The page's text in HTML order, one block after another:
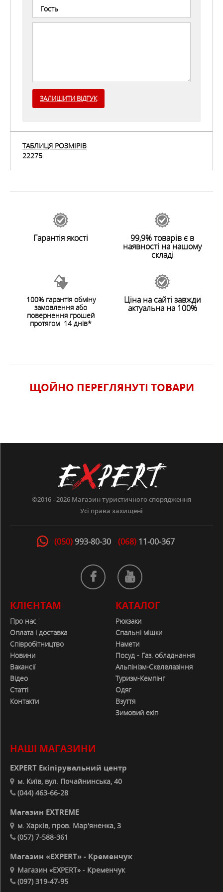
ХАРАКТЕРИСТИКИ
ЗАЛИШИТИ ВІДГУК
ТАБЛИЦЯ РОЗМІРІВ
22275
Гарантія якості 99,9% товарів є в
наявності на нашому
складі
100% гарантія обміну
замовлення або
повернення грошей
протягом 14 днів*
Ціна на сайті завжди
актуальна на 100%
ЩОЙНО ПЕРЕГЛЯНУТI ТОВАРИ
©2016 - 2026 Магазин туристичного спорядження
Усі права захищені
(050) 993-80-30 (068) 11-00-367
КЛІЄНТАМ
Про нас
Оплата і доставка
Співробітництво
Новини
Вакансії
Відео
Статті
Контакти
КАТАЛОГ
Рюкзаки
Спальні мішки
Намети
Посуд - Газ. обладнання
Альпінізм-Скелелазіння
Туризм-Кемпінг
Одяг
Взуття
Зимовий екіп
НАШІ МАГАЗИНИ
EXPERT Екіпірувальний центр
м. Київ, вул. Почайнинська, 40
(044) 463-66-28
Магазин EXTREME
м. Харків, пров. Мар'яненка, 3
(057) 7-588-361
Магазин «EXPERT» - Кременчук
Магазин «EXPERT» - Кременчук
(097) 319-47-95